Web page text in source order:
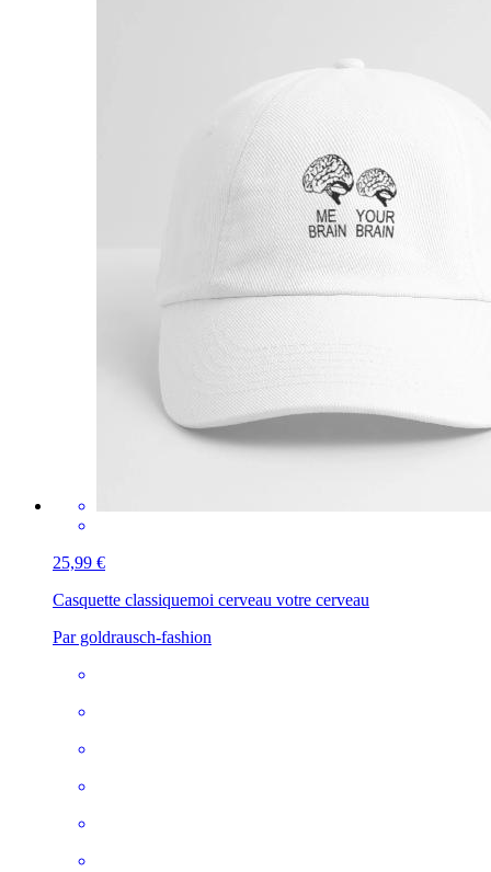
25,99 €
Casquette classiquemoi cerveau votre cerveau
Par goldrausch-fashion